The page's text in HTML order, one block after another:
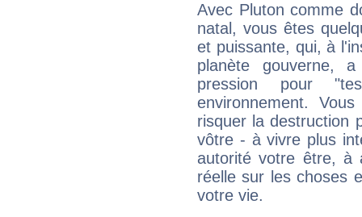
Avec Pluton comme
natal, vous êtes
et puissante, qui, à
planète gouverne,
pression pour
environnement.
risquer la destruction
vôtre - à vivre plus
autorité votre être, à
réelle sur les choses
votre vie.